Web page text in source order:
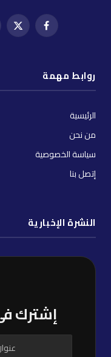
فيسبوكX
روابط مهمة
الرئيسية
من نحن
سياسة الخصوصية
إتصل بنا
النشرة الإخبارية
إشترك